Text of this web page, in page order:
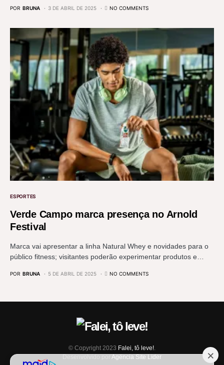
POR BRUNA 3 DE ABRIL DE 2025 NO COMMENTS
ESPORTES
Verde Campo marca presença no Arnold
Festival
Marca vai apresentar a linha Natural Whey e novidades para o
público fitness; visitantes poderão experimentar produtos e…
POR BRUNA 5 DE ABRIL DE 2025 NO COMMENTS
© Copyright 2023 Falei, tô leve!
Desenvolvido porAgência Site Líder